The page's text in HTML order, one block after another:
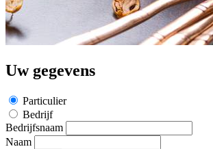
Uw gegevens
Particulier
Bedrijf
Bedrijfsnaam
Naam